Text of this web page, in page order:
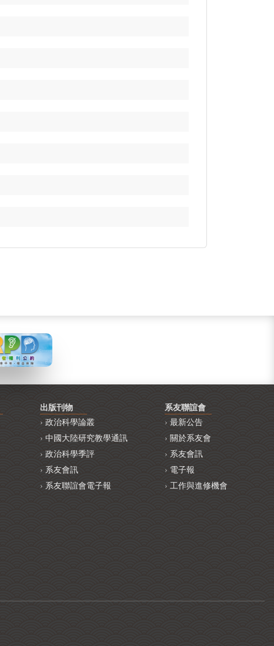
出版刊物
政治科學論叢
中國大陸研究教學通訊
政治科學季評
系友會訊
系友聯誼會電子報
系友聯誼會
最新公告
關於系友會
系友會訊
電子報
工作與進修機會